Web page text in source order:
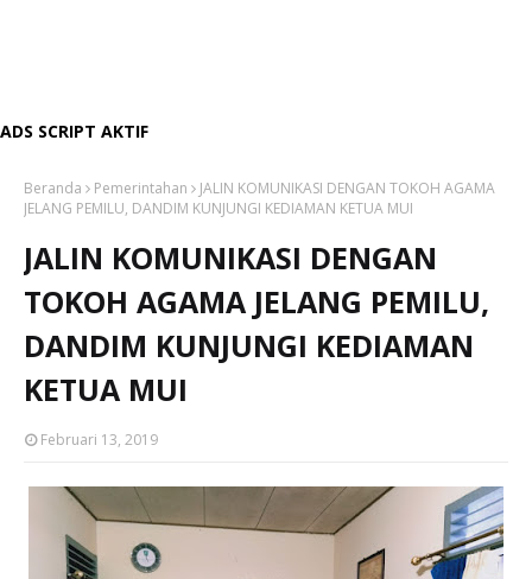
ADS SCRIPT AKTIF
Beranda Pemerintahan
JALIN KOMUNIKASI DENGAN TOKOH AGAMA
JELANG PEMILU, DANDIM KUNJUNGI KEDIAMAN KETUA MUI
JALIN KOMUNIKASI DENGAN
TOKOH AGAMA JELANG PEMILU,
DANDIM KUNJUNGI KEDIAMAN
KETUA MUI
Februari 13, 2019